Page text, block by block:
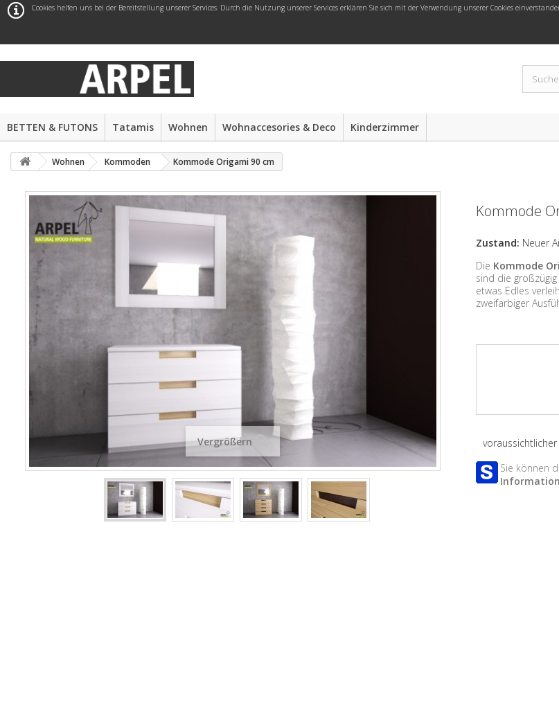
Cookies helfen uns bei der Bereitstellung unserer Services. Durch die Nutzung unserer Services erklären Sie sich mit der Verwendung unserer Cookies
BETTEN & FUTONS Tatamis Wohnen Wohnaccesories & Deco Kinderzimmer
Wohnen Kommoden Kommode Origami 90 cm
Vergrößern
Kommode
Zustand: Neuer
Die Kommode
sind die
etwas Edles
zweifarbiger
Sie können